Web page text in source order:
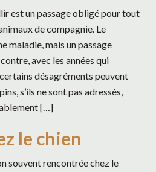
est un passage obligé pour tout
de compagnie. Le
maladie, mais un passage
avec les années qui
désagréments peuvent
s’ils ne sont pas adressés,
[…]
le chien
souvent rencontrée chez le